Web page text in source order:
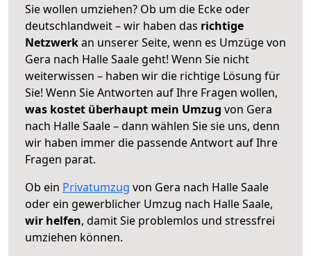
Sie wollen umziehen? Ob um die Ecke oder
deutschlandweit – wir haben das richtige
Netzwerkan unserer Seite, wenn es Umzüge von
Gera nach Halle Saale geht! Wenn Sie nicht
weiterwissen – haben wir die richtige Lösung für
Sie! Wenn Sie Antworten auf Ihre Fragen wollen,
was kostet überhaupt mein Umzug von Gera
nach Halle Saale – dann wählen Sie sie uns, denn
wir haben immer die passende Antwort auf Ihre
Fragen parat.
Ob ein Privatumzug von Gera nach Halle Saale
oder ein gewerblicher Umzug nach Halle Saale,
wir helfen, damit Sie problemlos und stressfrei
umziehen können.